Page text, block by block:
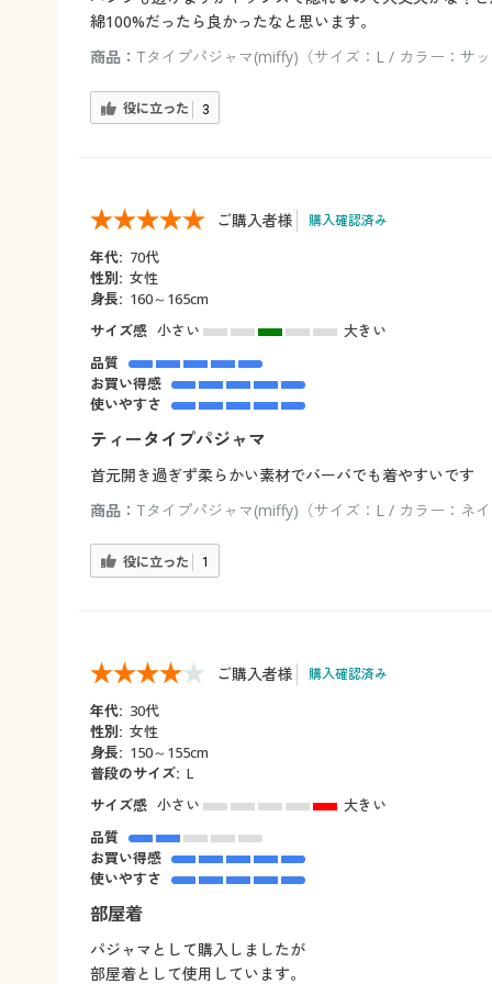
綿100%だったら良かったなと思います。
商品： Tタイプパジャマ(miffy)（サイズ：L / カラー：サ
役に立った 3
ご購入者様 購入確認済み
年代: 70代
性別: 女性
身長: 160～165cm
サイズ感 小さい
大きい
品質
お買い得感
使いやすさ
ティータイプパジャマ
首元開き過ぎず柔らかい素材でバーバでも着やすいです
商品： Tタイプパジャマ(miffy)（サイズ：L / カラー：ネ
役に立った 1
ご購入者様 購入確認済み
年代: 30代
性別: 女性
身長: 150～155cm
普段のサイズ: L
サイズ感 小さい
大きい
品質
お買い得感
使いやすさ
部屋着
パジャマとして購入しましたが
部屋着として使用しています。